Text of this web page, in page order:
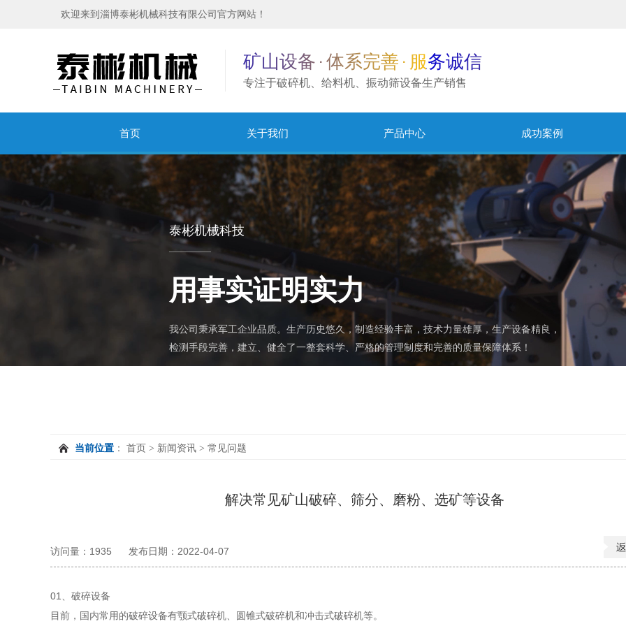
欢迎来到淄博泰彬机械科技有限公司官方网站！
矿山设备 · 体系完善 · 服务诚信
专注于破碎机、给料机、振动筛设备生产销售
首页 关于我们 产品中心 成功案例
泰彬机械科技
用事实证明实力
我公司秉承军工企业品质。生产历史悠久，制造经验丰富，技术力量雄厚，生产设备精良，
检测手段完善，建立、健全了一整套科学、严格的管理制度和完善的质量保障体系！
当前位置 ： 首页 > 新闻资讯 > 常见问题
解决常见矿山破碎、筛分、磨粉、选矿等设备
访问量：1935 发布日期：2022-04-07
01、破碎设备
目前，国内常用的破碎设备有颚式破碎机、圆锥式破碎机和冲击式破碎机等。